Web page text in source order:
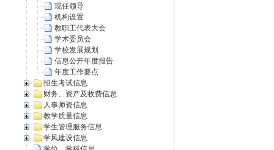
现任领导
机构设置
教职工代表大会
学术委员会
学校发展规划
信息公开年度报告
年度工作要点
招生考试信息
财务、资产及收费信息
人事师资信息
教学质量信息
学生管理服务信息
学风建设信息